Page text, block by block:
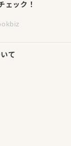
ェック！
て